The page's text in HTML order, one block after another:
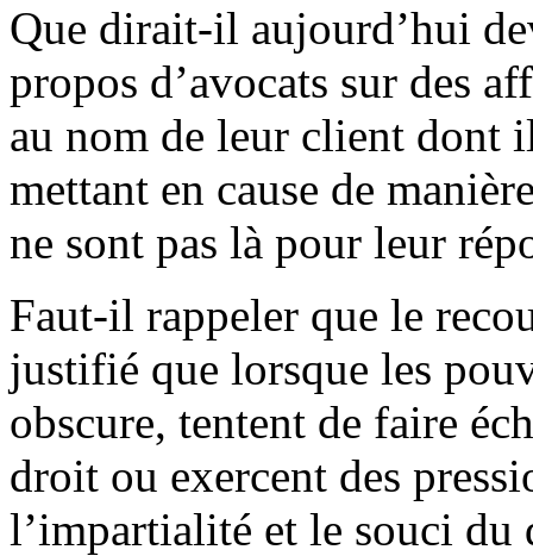
Que dirait-il aujourd’hui
propos d’avocats sur des
au nom de leur client dont
mettant en cause de
ne sont pas là pour leur
Faut-il rappeler que le
justifié que lorsque les
obscure, tentent de faire
droit ou exercent des
l’impartialité et le souci du